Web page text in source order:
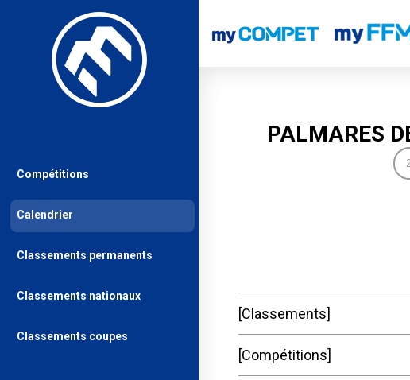
PALMARES
Classements
Compétitions
Compétitions
Calendrier
Classements permanents
Classements nationaux
Classements coupes